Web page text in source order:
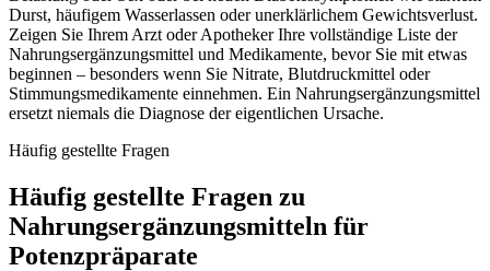
Durst, häufigem Wasserlassen oder unerklärlichem Gewichtsverlust.
Zeigen Sie Ihrem Arzt oder Apotheker Ihre vollständige Liste der
Nahrungsergänzungsmittel und Medikamente, bevor Sie mit etwas
beginnen – besonders wenn Sie Nitrate, Blutdruckmittel oder
Stimmungsmedikamente einnehmen. Ein Nahrungsergänzungsmittel
ersetzt niemals die Diagnose der eigentlichen Ursache.
Häufig gestellte Fragen
Häufig gestellte Fragen zu
Nahrungsergänzungsmitteln für
Potenzpräparate